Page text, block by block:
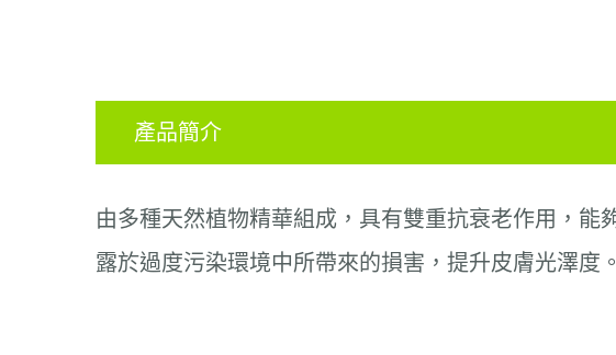
產品簡介
由多種天然植物精華組成，具有雙重抗衰老作用，
露於過度污染環境中所帶來的損害，提升皮膚光澤度。